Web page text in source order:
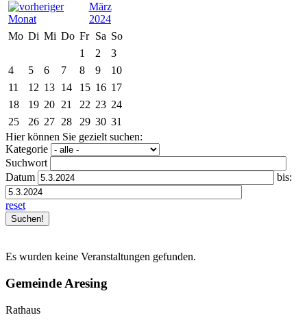
März
2024
Mo Di Mi Do Fr Sa So
1
2
3
4
5 6 7 8 9
10
11
12 13 14 15 16 17
18
19 20 21 22 23 24
25
26 27 28 29 30 31
Hier können Sie gezielt suchen:
Kategorie
Suchwort
Datum
bis:
reset
Es wurden keine Veranstaltungen gefunden.
Gemeinde Aresing
Rathaus